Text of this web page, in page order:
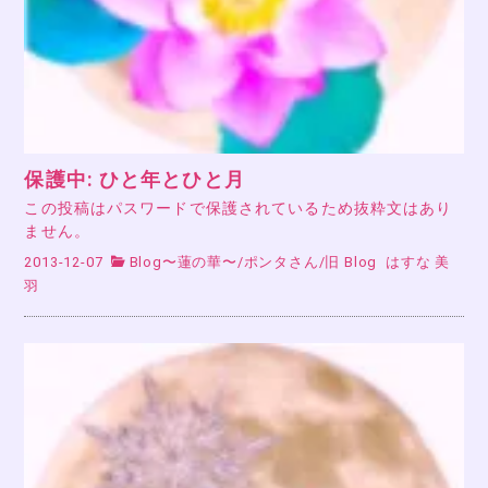
保護中: ひと年とひと月
この投稿はパスワードで保護されているため抜粋文はあり
ません。
2013-12-07 Blog〜蓮の華〜 /ポンタさん /旧 Blog
はすな 美
羽